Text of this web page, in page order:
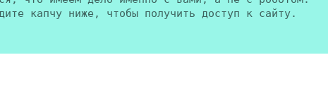
капчу ниже, чтобы получить доступ к сайту.